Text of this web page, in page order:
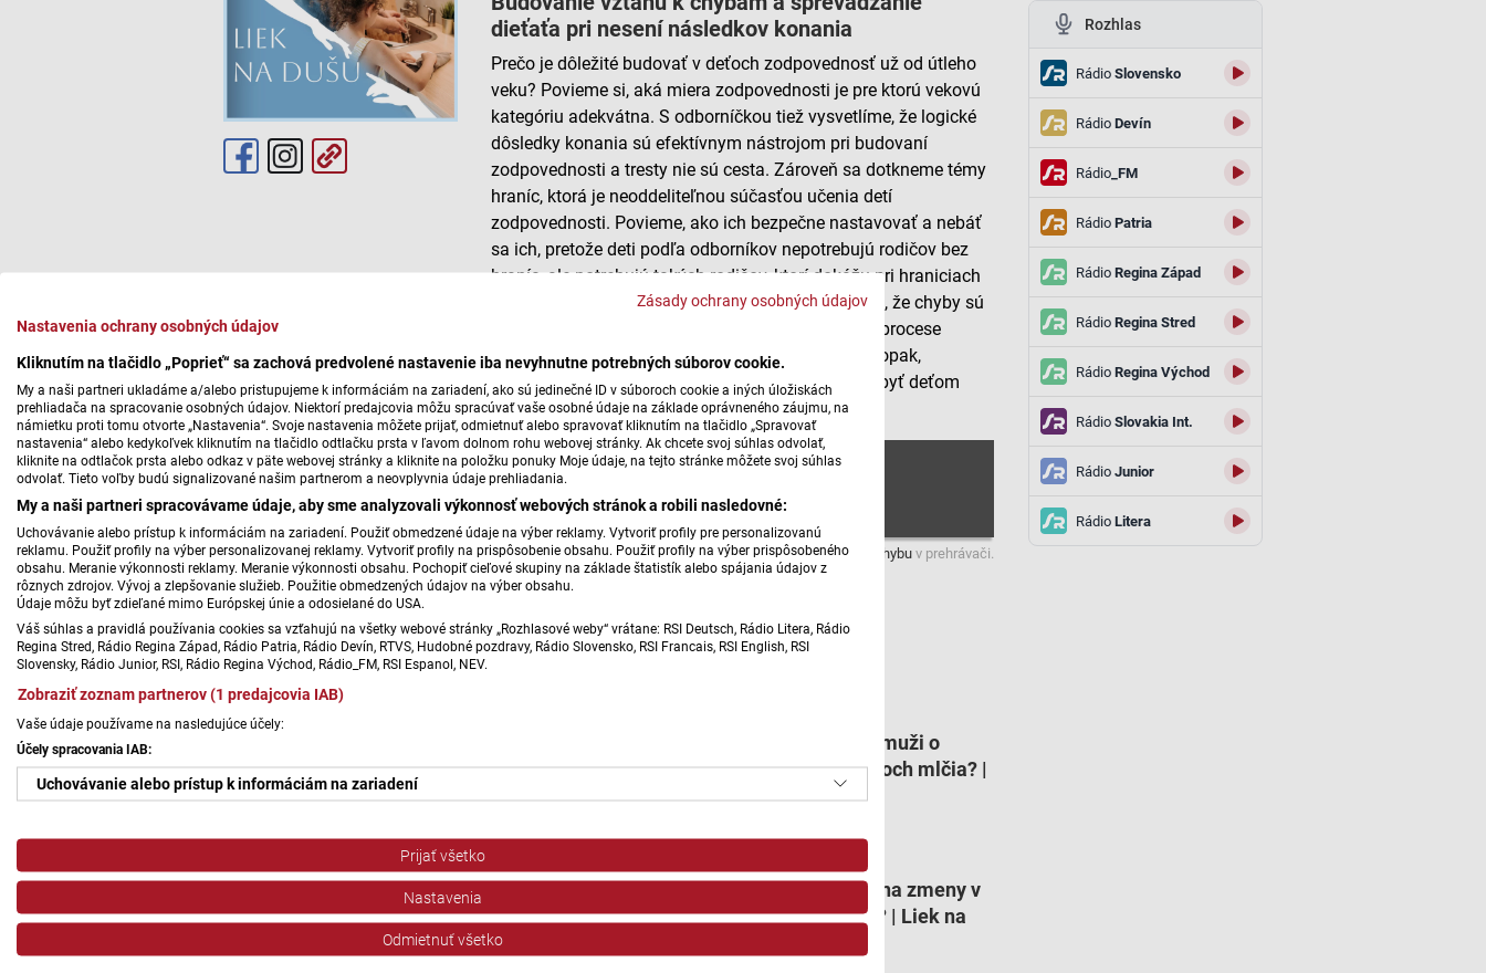
Zásady ochrany osobných údajov
Nastavenia ochrany osobných údajov
Kliknutím na tlačidlo „Poprieť“ sa zachová predvolené nastavenie iba nevyhnutne potrebných súborov cookie.
My a naši partneri ukladáme a/alebo pristupujeme k informáciám na zariadení, ako sú jedinečné ID v súboroch cookie a iných úložiskách
prehliadača na spracovanie osobných údajov. Niektorí predajcovia môžu spracúvať vaše osobné údaje na základe oprávneného záujmu, na
námietku proti tomu otvorte „Nastavenia“. Svoje nastavenia môžete prijať, odmietnuť alebo spravovať kliknutím na tlačidlo „Spravovať
nastavenia“ alebo kedykoľvek kliknutím na tlačidlo odtlačku prsta v ľavom dolnom rohu webovej stránky. Ak chcete svoj súhlas odvolať,
kliknite na odtlačok prsta alebo odkaz v päte webovej stránky a kliknite na položku ponuky Moje údaje, na tejto stránke môžete svoj súhlas
odvolať. Tieto voľby budú signalizované našim partnerom a neovplyvnia údaje prehliadania.
My a naši partneri spracovávame údaje, aby sme analyzovali výkonnosť webových stránok a robili nasledovné:
Uchovávanie alebo prístup k informáciám na zariadení. Použiť obmedzené údaje na výber reklamy. Vytvoriť profily pre personalizovanú
reklamu. Použiť profily na výber personalizovanej reklamy. Vytvoriť profily na prispôsobenie obsahu. Použiť profily na výber prispôsobeného
obsahu. Meranie výkonnosti reklamy. Meranie výkonnosti obsahu. Pochopiť cieľové skupiny na základe štatistík alebo spájania údajov z
rôznych zdrojov. Vývoj a zlepšovanie služieb. Použitie obmedzených údajov na výber obsahu.
Údaje môžu byť zdieľané mimo Európskej únie a odosielané do USA.
Váš súhlas a pravidlá používania cookies sa vzťahujú na všetky webové stránky „Rozhlasové weby“ vrátane: RSI Deutsch, Rádio Litera, Rádio
Regina Stred, Rádio Regina Západ, Rádio Patria, Rádio Devín, RTVS, Hudobné pozdravy, Rádio Slovensko, RSI Francais, RSI English, RSI
Slovensky, Rádio Junior, RSI, Rádio Regina Východ, Rádio_FM, RSI Espanol, NEV.
Zobraziť zoznam partnerov (1 predajcovia IAB)
Vaše údaje používame na nasledujúce účely:
Účely spracovania IAB:
Uchovávanie alebo prístup k informáciám na zariadení
Vytvoriť profily pre personalizovanú reklamu
Použiť profily na výber personalizovanej reklamy
Prijať všetko
Nastavenia
Odmietnuť všetko
dieťaťa pri nesení následkov konania
Prečo je dôležité budovať v deťoch zodpovednosť už od útleho
veku? Povieme si, aká miera zodpovednosti je pre ktorú vekovú
kategóriu adekvátna. S odborníčkou tiež vysvetlíme, že logické
dôsledky konania sú efektívnym nástrojom pri budovaní
zodpovednosti a tresty nie sú cesta. Zároveň sa dotkneme témy
hraníc, ktorá je neoddeliteľnou súčasťou učenia detí
zodpovednosti. Povieme, ako ich bezpečne nastavovať a nebáť
sa ich, pretože deti podľa odborníkov nepotrebujú rodičov bez
hraníc, ale potrebujú takých rodičov, ktorí dokážu pri hraniciach
spájať láskavosť s pevnosťou. Takisto zdôrazníme, že chyby sú
prirodzenou súčasťou života a je dôležité deti aj v procese
vedenia k zodpovednosti za ne nezahanbovať. Naopak,
prezradíme, ako správne na tieto omyly nazerať a byť deťom
oporou.
Ako ucit deti zodpovednosti
Máte problém s prehrávaním?Nahláste nám chybu v prehrávači.
autorka:Daniela Fullová
ilu. foto: pexels.com
Prečo chlapci a muži o
svojich problémoch mlčia? |
Liek na dušu
Ako reagujeme na zmeny v
našich životoch? | Liek na
Rozhlas
RádioSlovensko
RádioDevín
Rádio_FM
RádioPatria
RádioRegina Západ
RádioRegina Stred
RádioRegina Východ
RádioSlovakia Int.
RádioJunior
RádioLitera